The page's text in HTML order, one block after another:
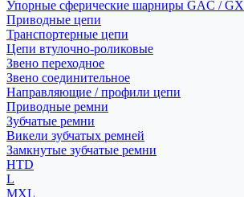
Упорные сферические шарниры GAC / GX
Приводные цепи
Транспортерные цепи
Цепи втулочно-роликовые
Звено переходное
Звено соединительное
Направляющие / профили цепи
Приводные ремни
Зубчатые ремни
Викели зубчатых ремней
Замкнутые зубчатые ремни
HTD
L
MXL